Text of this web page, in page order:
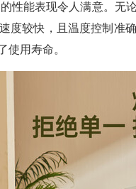
性能表现令人满意。无
度较快，且温度控制准
使用寿命。
💰